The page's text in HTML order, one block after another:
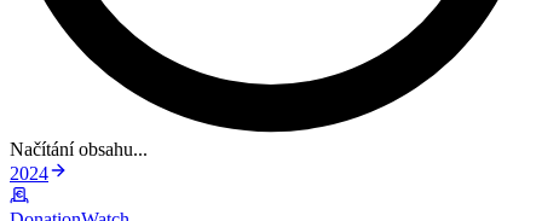
Načítání obsahu...
2024